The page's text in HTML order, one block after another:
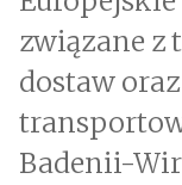
związane z
dostaw
Badenii-